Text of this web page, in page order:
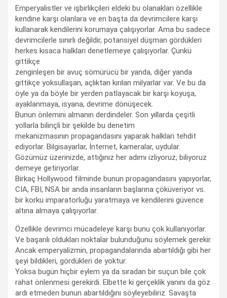
Emperyalistler ve işbirlikçileri eldeki bu olanakları özellikle
kendine karşı olanlara ve en başta da devrimcilere karşı
kullanarak kendilerini korumaya çalışıyorlar. Ama bu sadece
devrimcilerle sınırlı değildir, potansiyel düşman gördükleri
herkes kısaca halkları denetlemeye çalışıyorlar. Çünkü
gittikçe
zenginleşen bir avuç sömürücü bir yanda, diğer yanda
gittikçe yoksullaşan, açlıktan kırılan milyarlar var. Ve bu da
öyle ya da böyle bir yerden patlayacak bir karşı koyuşa,
ayaklanmaya, isyana, devrime dönüşecek.
Bunun önlemini almanın derdindeler. Son yıllarda çeşitli
yollarla bilinçli bir şekilde bu denetim
mekanizmasının propagandasını yaparak halkları tehdit
ediyorlar. Bilgisayarlar, İnternet, kameralar, uydular.
Gözümüz üzerinizde, attığınız her adımı izliyoruz, biliyoruz
demeye getiriyorlar.
Birkaç Hollywood filminde bunun propagandasını yapıyorlar,
CIA, FBI, NSA bir anda insanların başlarına çöküveriyor vs.
bir korku imparatorluğu yaratmaya ve kendilerini güvence
altına almaya çalışıyorlar.
Özellikle devrimci mücadeleye karşı bunu çok kullanıyorlar.
Ve başarılı oldukları noktalar bulunduğunu söylemek gerekir.
Ancak emperyalizmin, propagandalarında abartıldığı gibi her
şeyi bildikleri, gördükleri de yoktur.
Yoksa bugün hiçbir eylem ya da sıradan bir suçun bile çok
rahat önlenmesi gerekirdi. Elbette ki gerçeklik yanını da göz
ardı etmeden bunun abartıldığını söyleyebiliriz. Savaşta